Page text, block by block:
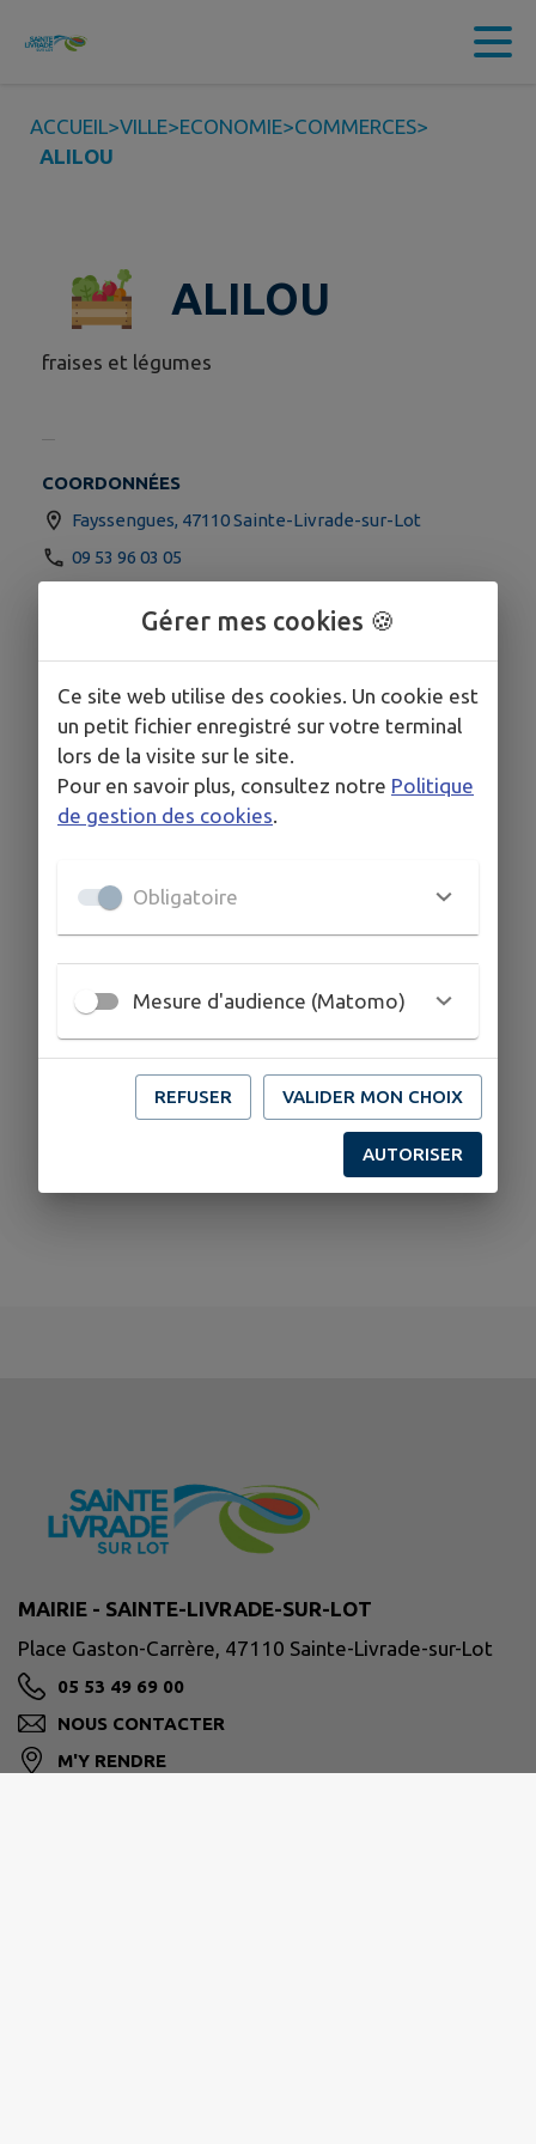
Contenu
ACCUEIL>VILLE>ECONOMIE>COMMERCES>
ALILOU
ALILOU
fraises et légumes
COORDONNÉES
Fayssengues, 47110 Sainte-Livrade-sur-Lot
09 53 96 03 05
MAIRIE - SAINTE-LIVRADE-SUR-LOT
Place Gaston-Carrère, 47110 Sainte-Livrade-sur-Lot
05 53 49 69 00
NOUS CONTACTER
M'Y RENDRE
Gérer mes cookies 🍪
Ce site web utilise des cookies. Un cookie est
un petit fichier enregistré sur votre terminal
lors de la visite sur le site.
Pour en savoir plus, consultez notre Politique
de gestion des cookies
Obligatoire
Mesure d'audience (Matomo)
REFUSER VALIDER MON CHOIX
AUTORISER